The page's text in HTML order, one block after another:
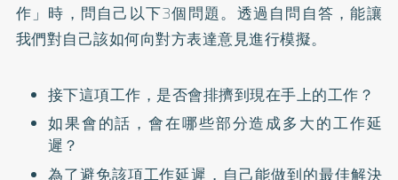
作」時，問自己以下3個問題。透過自問自答，能讓
我們對自己該如何向對方表達意見進行模擬。
接下這項工作，是否會排擠到現在手上的工作？
如果會的話，會在哪些部分造成多大的工作延
遲？
為了避免該項工作延遲，自己能做到的最佳解決